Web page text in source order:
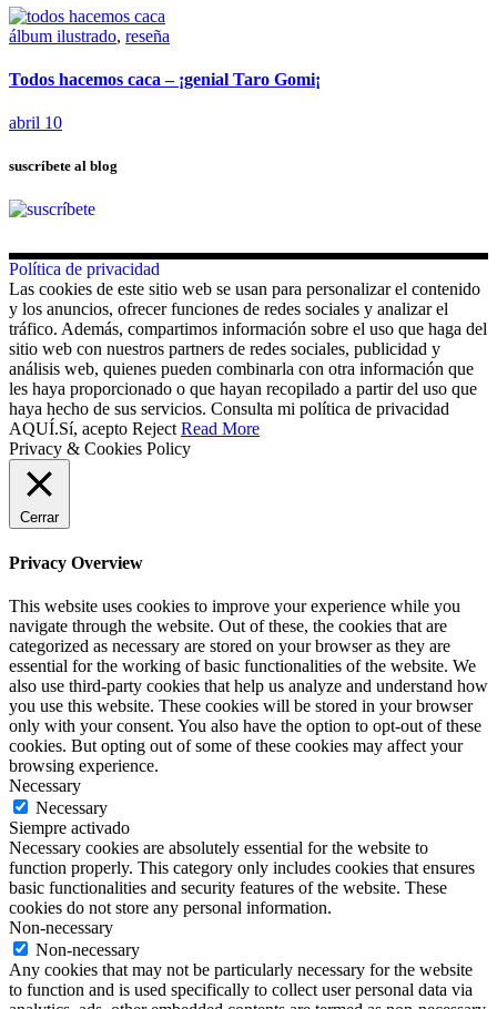
álbum ilustrado, reseña
Todos hacemos caca – ¡genial Taro Gomi¡
abril 10
suscríbete al blog
Política de privacidad
Las cookies de este sitio web se usan para personalizar el contenido
y los anuncios, ofrecer funciones de redes sociales y analizar el
tráfico. Además, compartimos información sobre el uso que haga del
sitio web con nuestros partners de redes sociales, publicidad y
análisis web, quienes pueden combinarla con otra información que
les haya proporcionado o que hayan recopilado a partir del uso que
haya hecho de sus servicios. Consulta mi política de privacidad
AQUÍ.Sí, acepto Reject Read More
Privacy & Cookies Policy
Cerrar
Privacy Overview
This website uses cookies to improve your experience while you
navigate through the website. Out of these, the cookies that are
categorized as necessary are stored on your browser as they are
essential for the working of basic functionalities of the website. We
also use third-party cookies that help us analyze and understand how
you use this website. These cookies will be stored in your browser
only with your consent. You also have the option to opt-out of these
cookies. But opting out of some of these cookies may affect your
browsing experience.
Necessary
Necessary
Siempre activado
Necessary cookies are absolutely essential for the website to
function properly. This category only includes cookies that ensures
basic functionalities and security features of the website. These
cookies do not store any personal information.
Non-necessary
Non-necessary
Any cookies that may not be particularly necessary for the website
to function and is used specifically to collect user personal data via